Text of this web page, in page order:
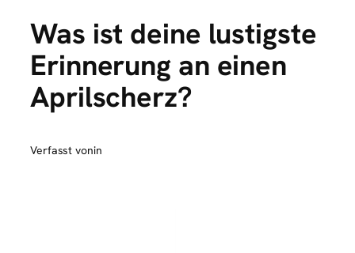
Was ist deine lustigste
Erinnerung an einen
Aprilscherz?
Verfasst vonin